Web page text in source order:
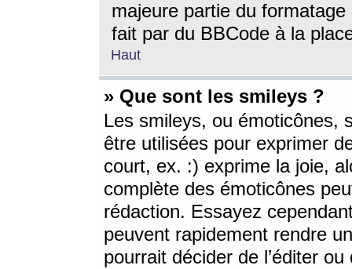
majeure partie du
fait par du BBCode à la
Haut
» Que sont les smileys ?
Les smileys, ou émoticônes,
être utilisées pour exprimer
court, ex. :) exprime la joie,
complète des émoticônes
rédaction. Essayez
peuvent rapidement rendre
pourrait décider de l’éditer